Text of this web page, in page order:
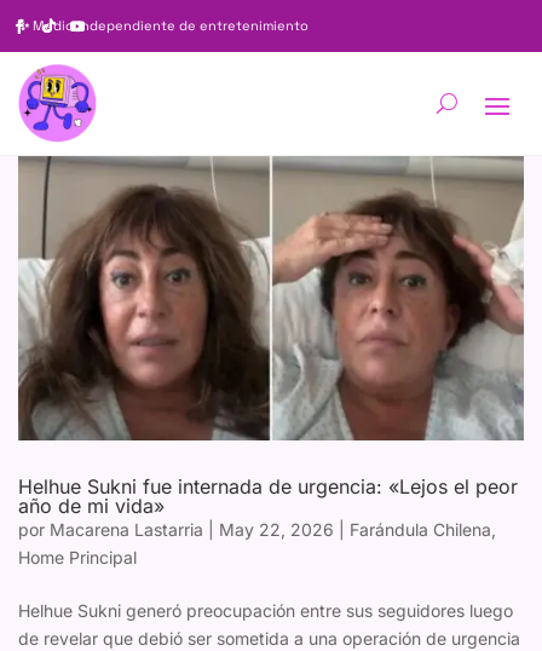
✨ Medio independiente de entretenimiento
Helhue Sukni fue internada de urgencia: «Lejos el peor
año de mi vida»
por Macarena Lastarria May 22, 2026 Farándula Chilena,
Home Principal
Helhue Sukni generó preocupación entre sus seguidores luego
de revelar que debió ser sometida a una operación de urgencia